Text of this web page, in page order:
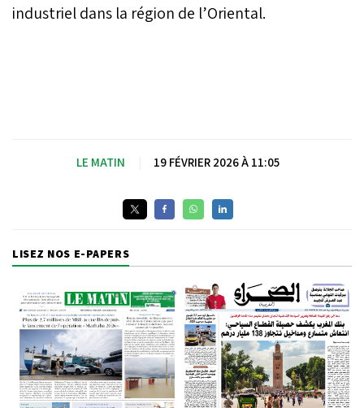
industriel dans la région de l’Oriental.
LE MATIN 19 FÉVRIER 2026 À 11:05
LISEZ NOS E-PAPERS